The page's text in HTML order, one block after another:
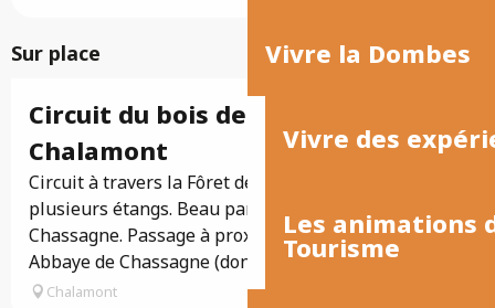
Vivre la Dombes
Vivre des
Les animations
Tourisme
Sur place
Circuit du bois de Chassagne à
Chalamont
Circuit à travers la Fôret de Chassagne et longeant
plusieurs étangs. Beau panorama sur l'Etang de
Chassagne. Passage à proximité de l'ancienne
Abbaye de Chassagne (dont il ne...
Chalamont